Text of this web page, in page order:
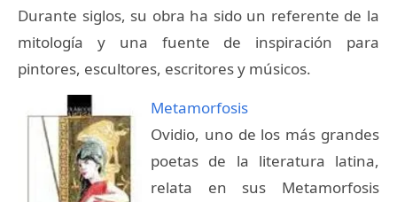
Durante siglos, su obra ha sido un referente de la
mitología y una fuente de inspiración para
pintores, escultores, escritores y músicos.
Metamorfosis
Ovidio, uno de los más grandes
poetas de la literatura latina,
relata en sus Metamorfosis